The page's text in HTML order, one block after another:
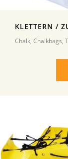
KLETTERN /
Chalk, Chalkbags,